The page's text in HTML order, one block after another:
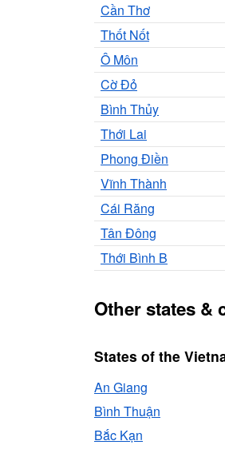
Cần Thơ
Thốt Nốt
Ô Môn
Cờ Đỏ
Bình Thủy
Thới Lai
Phong Điền
Vĩnh Thành
Cái Răng
Tân Đông
Thới Bình B
Other states &
States of the
An Giang
Bình Thuận
Bắc Kạn